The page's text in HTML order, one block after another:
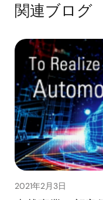
関連ブログ
2021年2月3日